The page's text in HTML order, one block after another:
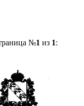
№1 из 1: